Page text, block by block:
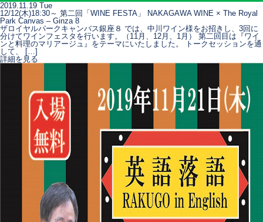
2019.11.19 Tue
12/12(木)18:30～ 第二回「WINE FESTA」 NAKAGAWA WINE × The Royal
Park Canvas – Ginza 8
ザロイヤルパークキャンバス銀座８ では、中川ワイン様をお招きし、3回に
分けてワインフェスタを行います。（11月、12月、1月） 第二回目は『ワイ
ンと料理のマリアージュ』をテーマにいたしました。 トークセッションを通
して、 […]
詳細を見る